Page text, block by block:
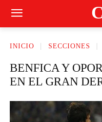
INICIO SECCIONES
BENFICA Y
EN EL GRAN